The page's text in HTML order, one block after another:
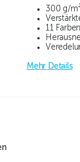
300 g/
11
Mehr Details